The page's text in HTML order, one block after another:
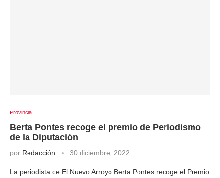
Provincia
Berta Pontes recoge el premio de Periodismo
de la Diputación
por Redacción 30 diciembre, 2022
La periodista de El Nuevo Arroyo Berta Pontes recoge el Premio